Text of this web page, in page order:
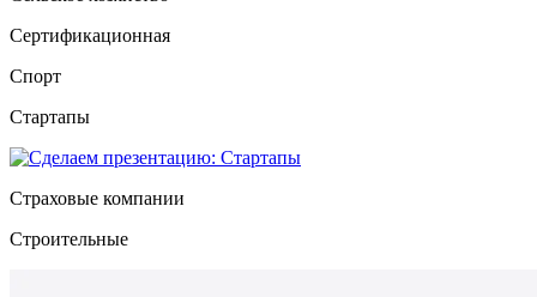
Сертификационная
Спорт
Стартапы
Страховые компании
Строительные